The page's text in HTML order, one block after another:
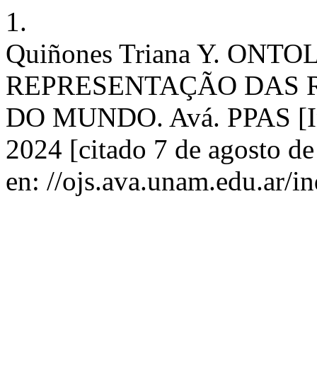
1.
Quiñones Triana Y.
REPRESENTAÇÃO DAS
DO MUNDO. Avá. PPAS
2024 [citado 7 de agosto
en: //ojs.ava.unam.edu.ar/